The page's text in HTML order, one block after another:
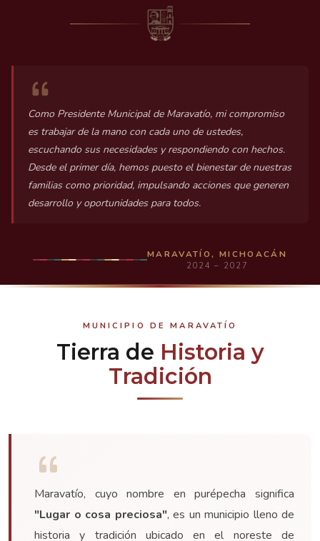
Como Presidente Municipal de Maravatío, mi compromiso
es trabajar de la mano con cada uno de ustedes,
escuchando sus necesidades y respondiendo con hechos.
Desde el primer día, hemos puesto el bienestar de nuestras
familias como prioridad, impulsando acciones que generen
desarrollo y oportunidades para todos.
MARAVATÍO, MICHOACÁN
2024 – 2027
MUNICIPIO DE MARAVATÍO
Tierra de Historia y
Tradición
Maravatío, cuyo nombre en purépecha significa
"Lugar o cosa preciosa", es un municipio lleno de
historia y tradición ubicado en el noreste de